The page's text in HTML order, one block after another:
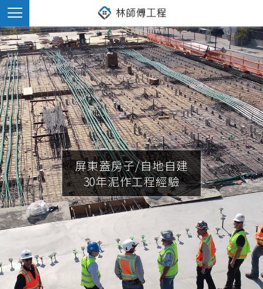
屏東蓋房子/自地自建
30年泥作工程經驗